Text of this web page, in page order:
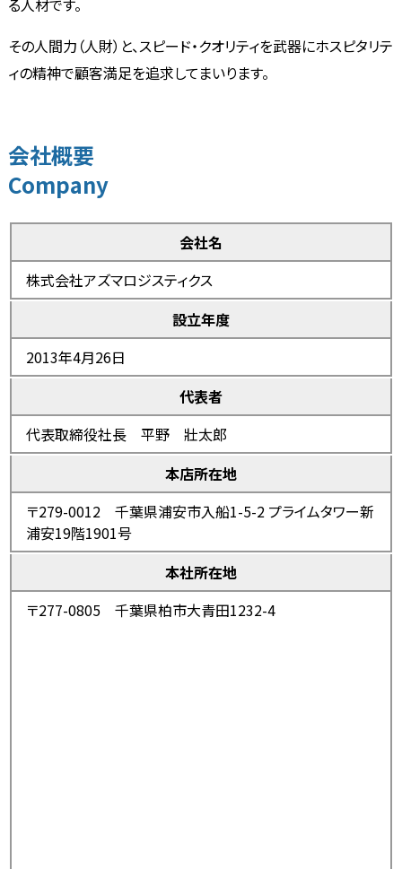
る人材です。
その人間力（人財）と、スピード・クオリティを武器にホスピタリテ
ィの精神で顧客満足を追求してまいります。
会社概要
Company
会社名
株式会社アズマロジスティクス
設立年度
2013年4月26日
代表者
代表取締役社長 平野 壯太郎
本店所在地
〒279-0012 千葉県浦安市入船1-5-2 プライムタワー新
浦安19階1901号
本社所在地
〒277-0805 千葉県柏市大青田1232-4